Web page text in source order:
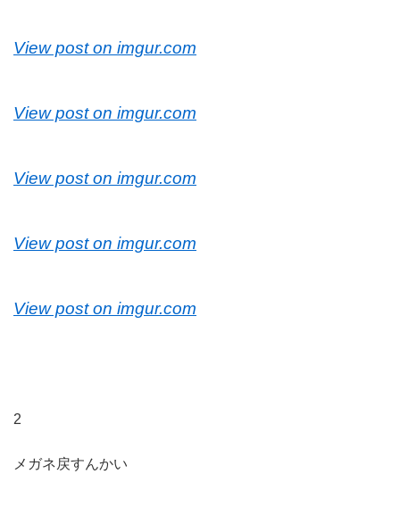
View post on imgur.com
View post on imgur.com
View post on imgur.com
View post on imgur.com
View post on imgur.com
2
メガネ戻すんかい